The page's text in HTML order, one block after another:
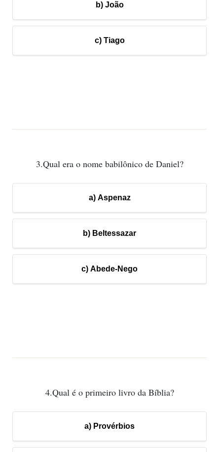
b) João
c) Tiago
3.Qual era o nome babilônico de Daniel?
a) Aspenaz
b) Beltessazar
c) Abede-Nego
4.Qual é o primeiro livro da Bíblia?
a) Provérbios